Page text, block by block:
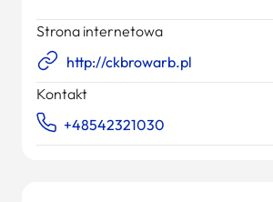
Strona internetowa
http://ckbrowarb.pl
Kontakt
+48542321030